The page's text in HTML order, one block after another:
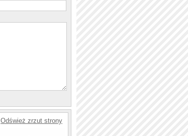
Odśwież zrzut strony